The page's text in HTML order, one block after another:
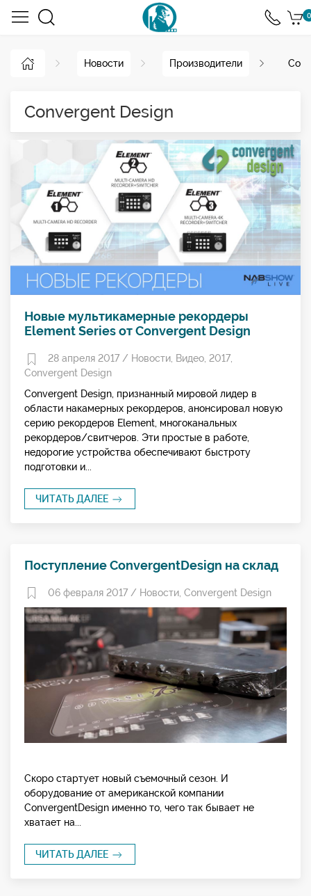
0
Новости Производители
Convergent Design
Новые мультикамерные рекордеры
Element Series от Convergent Design
28 апреля 2017 / Новости, Видео, 2017,
Convergent Design
Convergent Design, признанный мировой лидер в
области накамерных рекордеров, анонсировал новую
серию рекордеров Element, многоканальных
рекордеров/свитчеров. Эти простые в работе,
недорогие устройства обеспечивают быстроту
подготовки и...
ЧИТАТЬ ДАЛЕЕ
Поступление ConvergentDesign на склад
06 февраля 2017 / Новости Convergent Design
Скоро стартует новый съемочный сезон. И
оборудование от американской компании
ConvergentDesign именно то, чего так бывает не
хватает на...
ЧИТАТЬ ДАЛЕЕ